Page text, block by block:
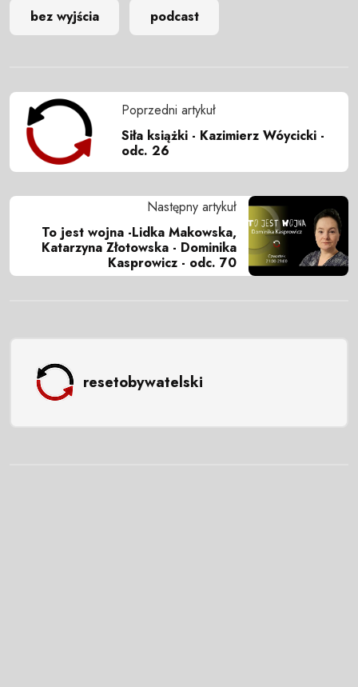
bez wyjścia podcast
Poprzedni artykuł
Siła książki - Kazimierz Wóycicki -
odc. 26
Następny artykuł
To jest wojna -Lidka Makowska,
Katarzyna Złotowska - Dominika
Kasprowicz - odc. 70
resetobywatelski